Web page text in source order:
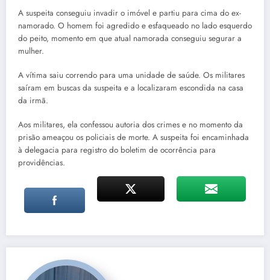
A suspeita conseguiu invadir o imóvel e partiu para cima do ex-
namorado. O homem foi agredido e esfaqueado no lado esquerdo
do peito, momento em que atual namorada conseguiu segurar a
mulher.
A vítima saiu correndo para uma unidade de saúde. Os militares
saíram em buscas da suspeita e a localizaram escondida na casa
da irmã.
Aos militares, ela confessou autoria dos crimes e no momento da
prisão ameaçou os policiais de morte. A suspeita foi encaminhada
à delegacia para registro do boletim de ocorrência para
providências.